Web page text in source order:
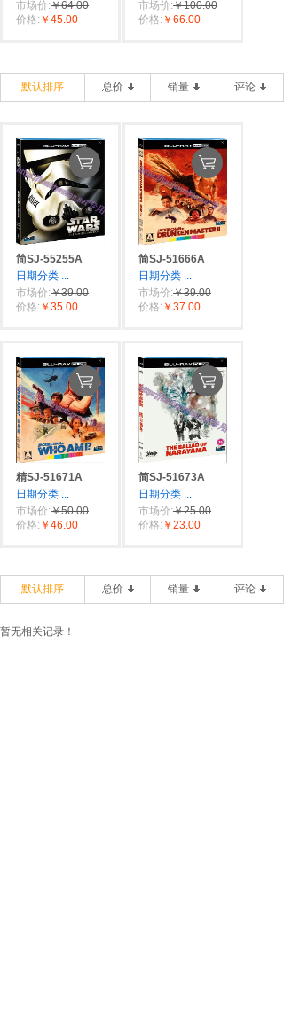
市场价:￥64.00
价格: ￥45.00
市场价:￥100.00
价格: ￥66.00
默认排序 总价 销量 评论
简SJ-55255A
日期分类 ...
市场价:￥39.00
价格: ￥35.00
简SJ-51666A
日期分类 ...
市场价:￥39.00
价格: ￥37.00
精SJ-51671A
日期分类 ...
市场价:￥50.00
价格: ￥46.00
简SJ-51673A
日期分类 ...
市场价:￥25.00
价格: ￥23.00
默认排序 总价 销量 评论
暂无相关记录！